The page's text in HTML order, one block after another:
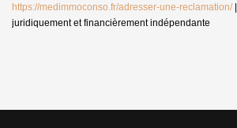
https://medimmoconso.fr/adresser-une-reclamation/|
juridiquement et financièrement indépendante